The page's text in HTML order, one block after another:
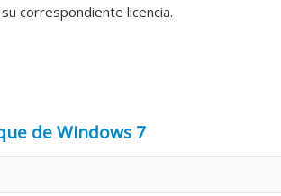
correspondiente licencia.
de Windows 7